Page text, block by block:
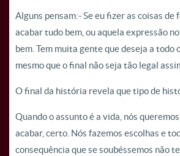
Alguns pensam:- Se eu fizer as coisas
acabar tudo bem, ou aquela expressão
bem. Tem muita gente que deseja a todo
mesmo que o final não seja tão legal
O final da história revela que tipo de
Quando o assunto é a vida, nós
acabar, certo. Nós fazemos escolhas e
consequência que se soubéssemos não